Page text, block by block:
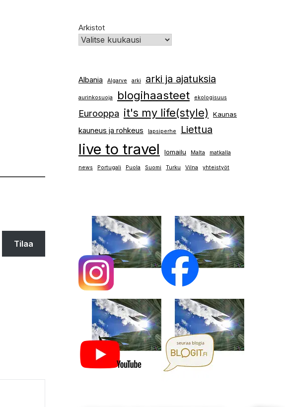
Tilaa
Arkistot
Albania Algarve arki arki ja ajatuksia
aurinkosuoja blogihaasteet ekologisuus
Eurooppa it's my life(style) Kaunas
kauneus ja rohkeus lapsiperhe Liettua
live to travel lomailu Malta matkalla
news Portugali Puola Suomi Turku Vilna yhteistyöt